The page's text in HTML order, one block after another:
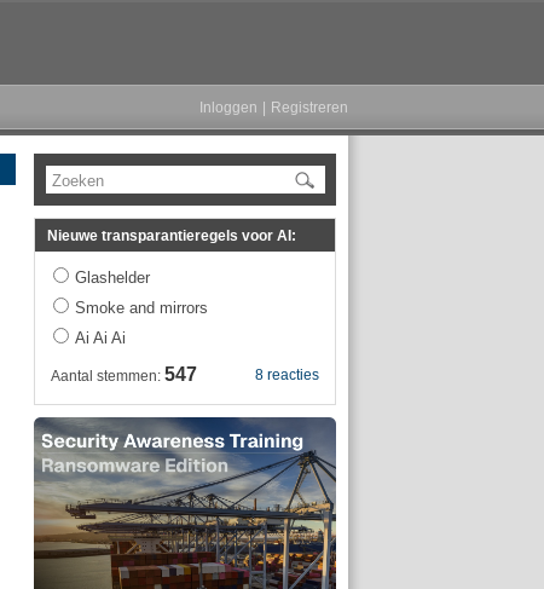
Inloggen Registreren
Zoeken
Nieuwe transparantieregels voor AI:
Glashelder
Smoke and mirrors
Ai Ai Ai
8 reacties
Aantal stemmen: 547